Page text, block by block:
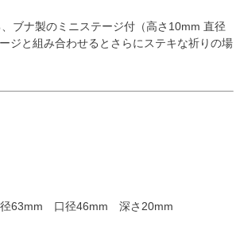
ブナ製のミニステージ付（高さ10mm 直径
ジと組み合わせるとさらにステキな祈りの場
63mm 口径46mm 深さ20mm